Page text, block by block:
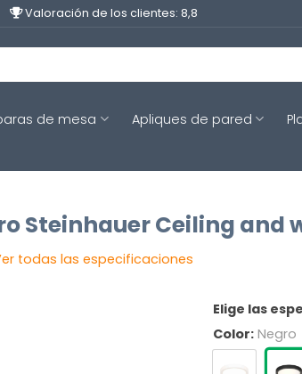
Valoración de los clientes: 8,8
de mesa Apliques de pared
Steinhauer Ceiling and
todas las especificaciones
Elige las
Color: Negro